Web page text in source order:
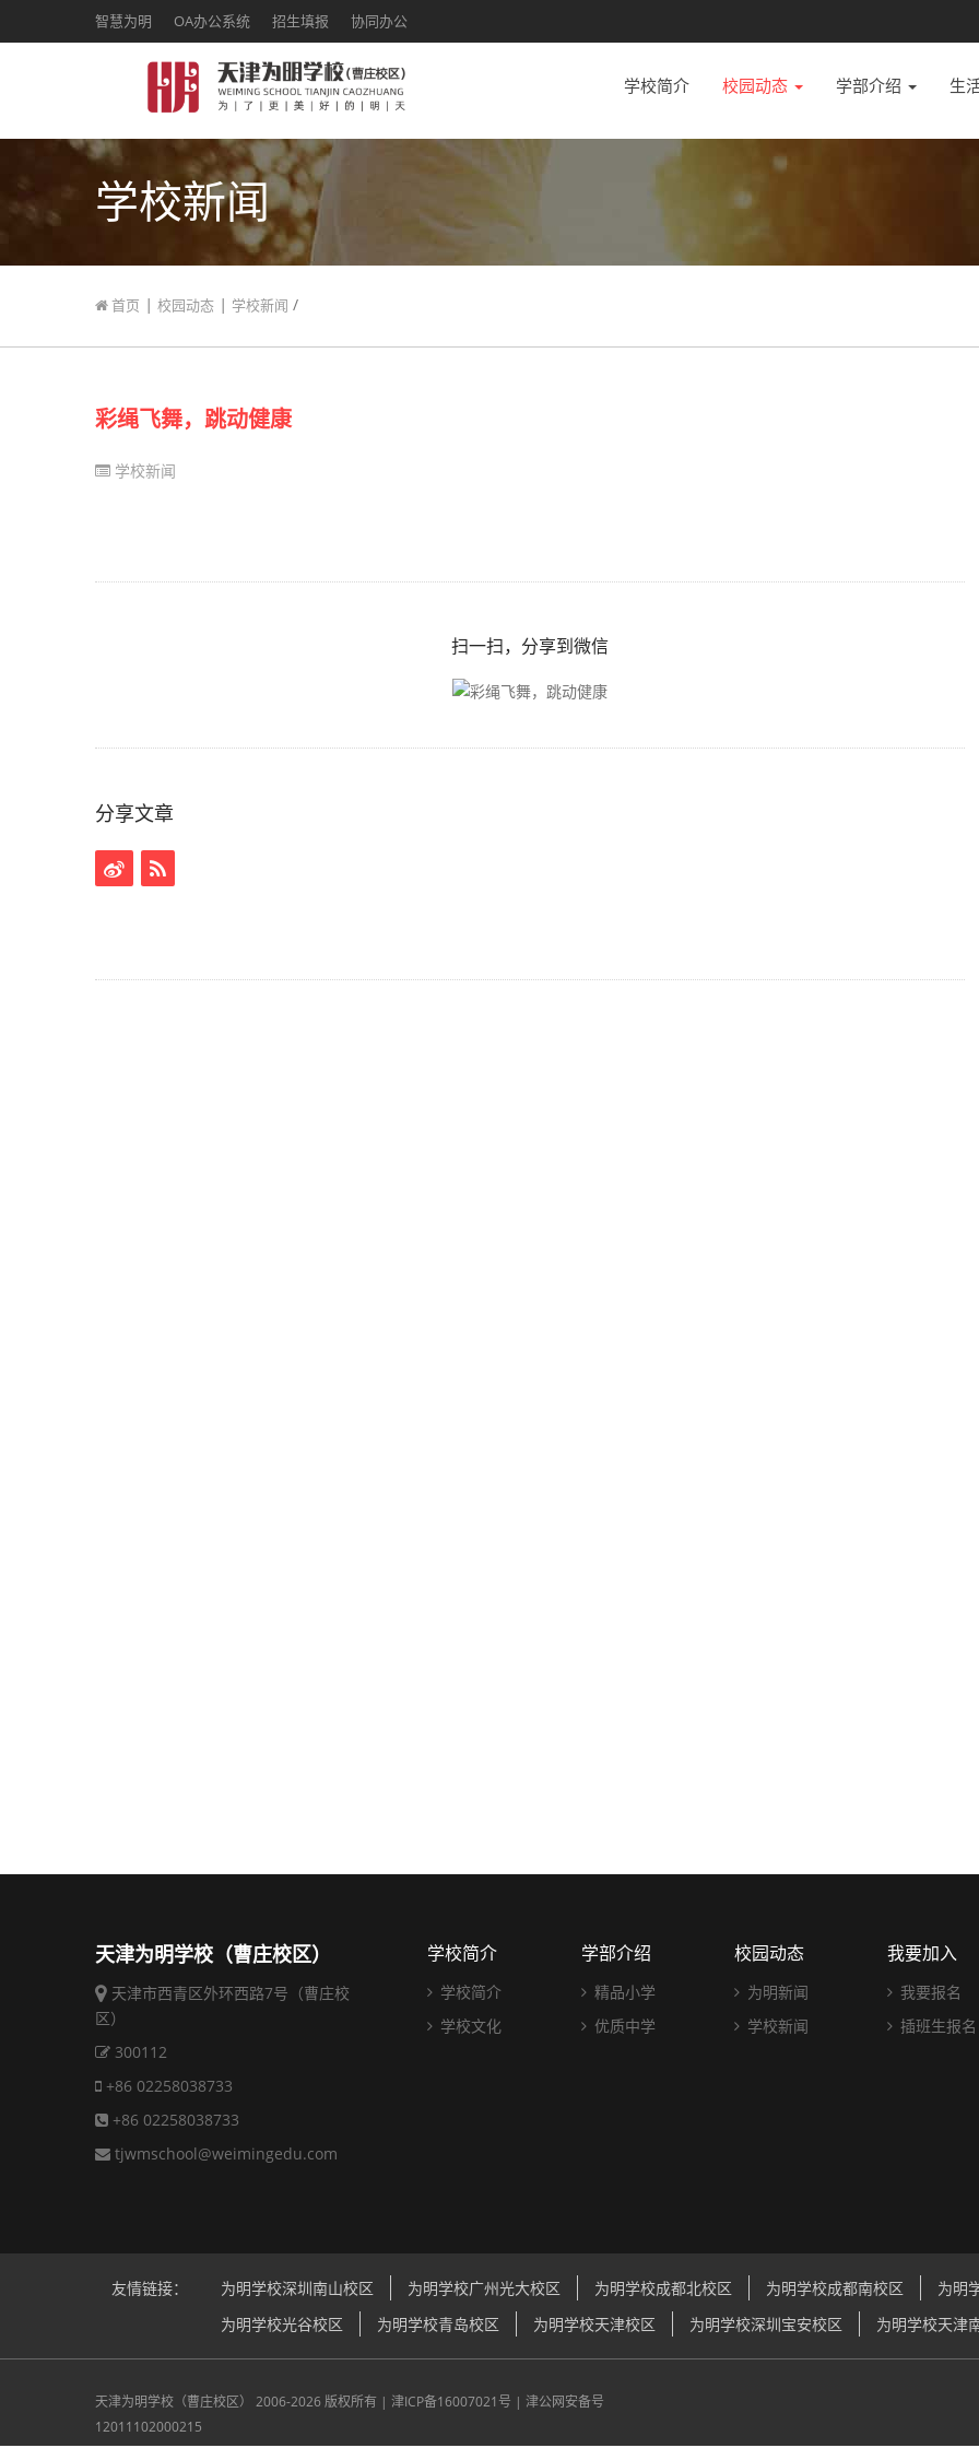
智慧为明 OA办公系统 招生填报 协同办公
学校简介 校园动态 学部介绍 生
学校新闻
首页 | 校园动态 | 学校新闻 /
彩绳飞舞，跳动健康
学校新闻
扫一扫，分享到微信
分享文章
天津为明学校（曹庄校区）
天津市西青区外环西路7号（曹庄校
区）
300112
+86 02258038733
+86 02258038733
tjwmschool@weimingedu.com
学校简介
学校简介
学校文化
学部介绍
精品小学
优质中学
校园动态
为明新闻
学校新闻
我要加入
我要报名
插班生报名
友情链接： 为明学校深圳南山校区 为明学校广州光大校区 为明学校成都北校区 为明学校成都南校区
为明
为明学校光谷校区
为明学校青岛校区 为明学校天津校区 为明学校深圳宝安校区 为明学校天津
天津为明学校（曹庄校区） 2006-2026 版权所有 | 津ICP备16007021号 | 津公网安备号
12011102000215